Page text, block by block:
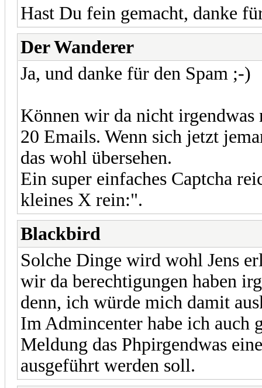
Hast Du fein gemacht, danke
Der Wanderer
Ja, und danke für den Spam ;-)
Können wir da nicht irgendwas
20 Emails. Wenn sich jetzt
das wohl übersehen.
Ein super einfaches Captcha
kleines X rein:".
Blackbird
Solche Dinge wird wohl Jens
wir da berechtigungen haben
denn, ich würde mich damit
Im Admincenter habe ich auch
Meldung das Phpirgendwas
ausgeführt werden soll.